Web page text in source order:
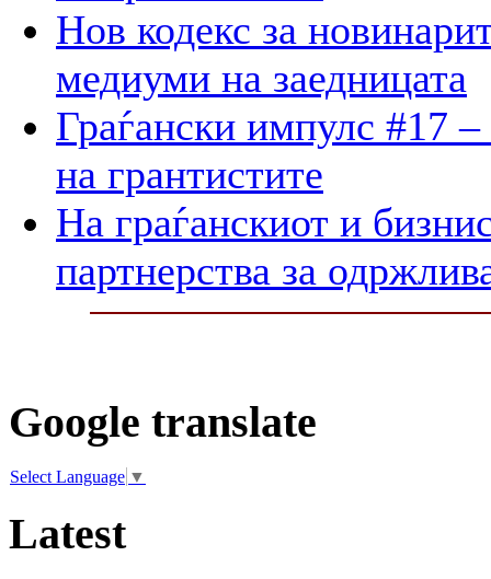
Нов кодекс за
медиуми на заедницата
Граѓански импулс #17
на грантистите
На граѓанскиот и
партнерства за
Google translate
Select Language ▼
Latest